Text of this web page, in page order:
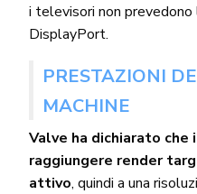
i televisori non
DisplayPort.
PRESTAZIONI
MACHINE
Valve ha dichiarato
raggiungere render
attivo, quindi a una